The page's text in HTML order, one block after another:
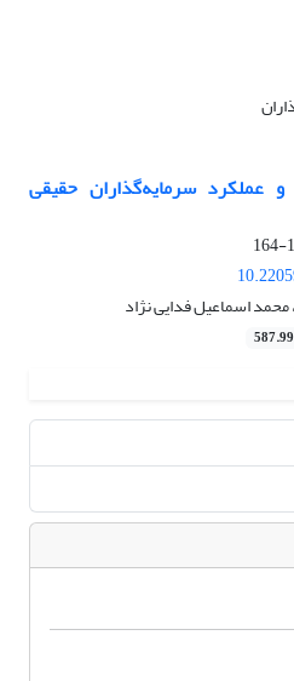
عملکرد سرمایه‌گذاران حقیقی
اسماعیل فدایی نژاد